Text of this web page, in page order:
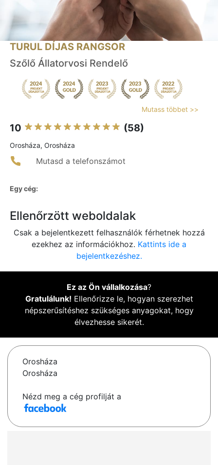
TURUL DÍJAS RANGSOR
Szőlő Állatorvosi Rendelő
Mutass többet >>
10 (58)
Orosháza, Orosháza
Mutasd a telefonszámot
Egy cég:
Ellenőrzött weboldalak
Csak a bejelentkezett felhasználók férhetnek hozzá
ezekhez az információkhoz. Kattints ide a
bejelentkezéshez.
Ez az Ön vállalkozása?
Gratulálunk! Ellenőrizze le, hogyan szerezhet
népszerűsítéshez szükséges anyagokat, hogy
élvezhesse sikerét.
Orosháza
Orosháza
Nézd meg a cég profilját a